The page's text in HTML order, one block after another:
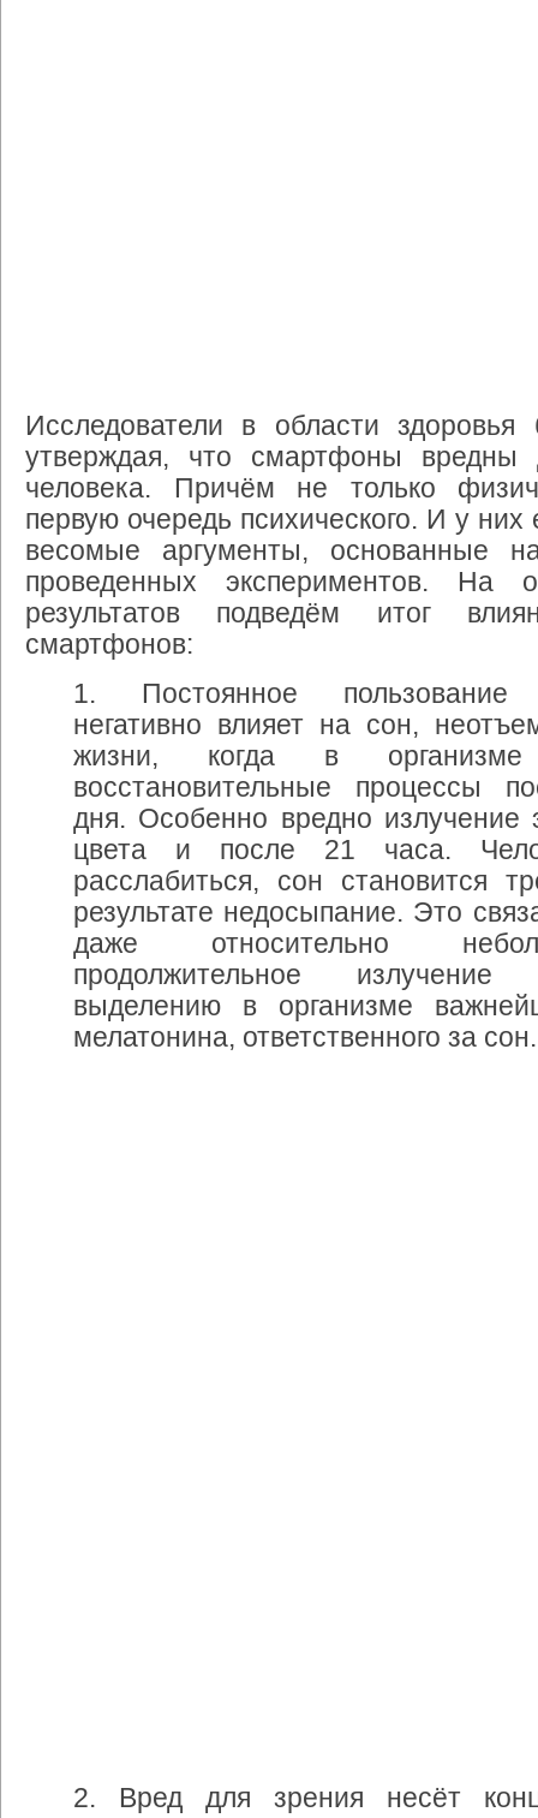
Исследователи в области здоровья
утверждая, что смартфоны вредны
человека. Причём не только
первую очередь психического. И у них
весомые
аргументы, основанные
проведенных
экспериментов. На
результатов
подведём итог
смартфонов:
1. Постоянное
пользование
негативно влияет на сон,
жизни, когда в
организме
восстановительные
процессы
дня. Особенно вредно излучение
цвета
и после 21 часа.
расслабиться, сон становится
результате недосыпание. Это
даже
относительно
продолжительное
излучение
выделению
в организме
мелатонина, ответственного за сон.
2. Вред для зрения несёт